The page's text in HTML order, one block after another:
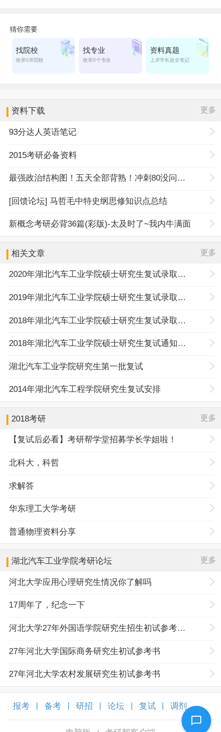
资料下载 更多
93分达人英语笔记
2015考研必备资料
最强政治结构图！五天全部背熟！冲刺80没问题！
[回馈论坛] 马哲毛中特史纲思修知识点总结
新概念考研必背36篇(彩版)-太及时了~我内牛满面
相关文章 更多
2020年湖北汽车工业学院硕士研究生复试录取工作办法
2019年湖北汽车工业学院硕士研究生复试录取工作办法
2018年湖北汽车工业学院硕士研究生复试录取工作办法
2018年湖北汽车工业学院硕士研究生复试通知及安排
湖北汽车工业学院研究生第一批复试
2014年湖北汽车工程学院研究生复试安排
2018考研 更多
【复试后必看】考研帮学堂招募学长学姐啦！
北科大，科哲
求解答
华东理工大学考研
普通物理资料分享
湖北汽车工业学院考研论坛 更多
河北大学应用心理研究生情况你了解吗
17周年了，纪念一下
河北大学27年外国语学院研究生招生初试参考书目调整
27年河北大学国际商务研究生初试参考书
27年河北大学农村发展研究生初试参考书
报考 备考 研招 论坛 复试 调剂